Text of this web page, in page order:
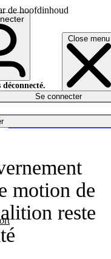
de hoofdinhoud
Close menu
déconnecté.
Se connecter
motion de
reste